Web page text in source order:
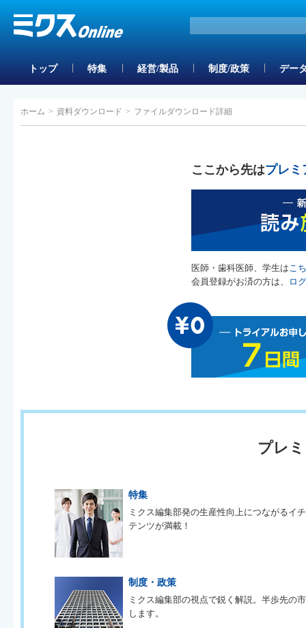
トップ 特集 経営/製品 制度/政策 デー
ホーム > 資料ダウンロード > ファイルダウンロード詳細
ここから先はプレミ
医師・歯科医師、学生はこ
会員登録がお済の方は、
ロ
プレ
特集
ミクス編集部発の生産性向上につながるイ
テンツが満載！
制度・政策
ミクス編集部の視点で鋭く解説。半歩先の
します。